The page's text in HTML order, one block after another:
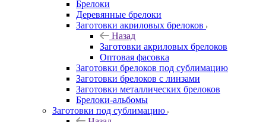
Брелоки
Деревянные брелоки
Заготовки акриловых брелоков
Назад
Заготовки акриловых брелоков
Оптовая фасовка
Заготовки брелоков под сублимацию
Заготовки брелоков с линзами
Заготовки металлических брелоков
Брелоки-альбомы
Заготовки под сублимацию